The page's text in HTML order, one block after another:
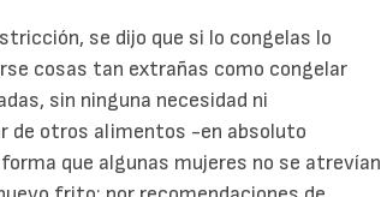
se dijo que si lo congelas lo
cosas tan extrañas como congelar
sin ninguna necesidad ni
de otros alimentos -en absoluto
que algunas mujeres no se atrevían